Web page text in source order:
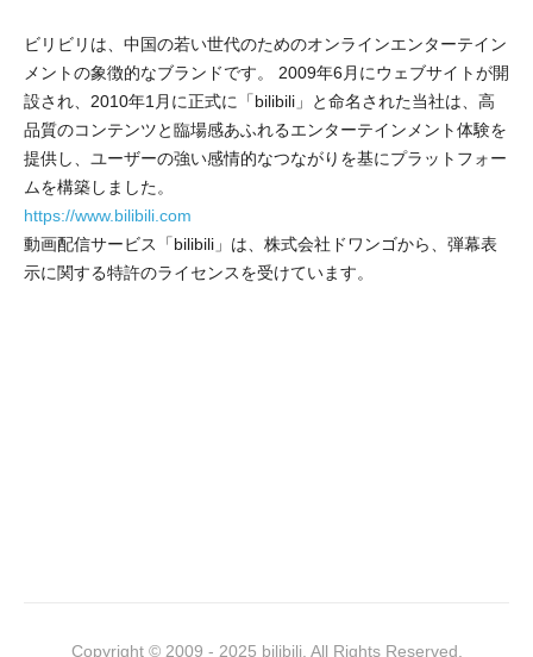
ビリビリは、中国の若い世代のためのオンラインエンターテイン
メントの象徴的なブランドです。 2009年6月にウェブサイトが開
設され、2010年1月に正式に「bilibili」と命名された当社は、高
品質のコンテンツと臨場感あふれるエンターテインメント体験を
提供し、ユーザーの強い感情的なつながりを基にプラットフォー
ムを構築しました。
https://www.bilibili.com
動画配信サービス「bilibili」は、株式会社ドワンゴから、弾幕表
示に関する特許のライセンスを受けています。
Copyright © 2009 - 2025 bilibili. All Rights Reserved.